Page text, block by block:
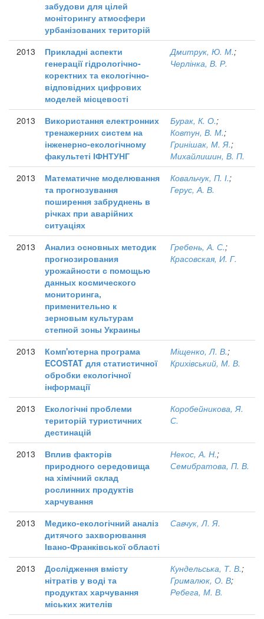
забудови для цілей
моніторингу атмосфери
урбанізованих територій
2013
Прикладні аспекти
генерації гідрологічно-
коректних та екологічно-
відповідних цифрових
моделей місцевості
Дмитрук, Ю. М.;
Черлінка, В. Р.
2013
Використання електронних
тренажерних систем на
інженерно-екологічному
факультеті ІФНТУНГ
Бурак, К. О.;
Ковтун, В. М.;
Гринішак, М. Я.;
Михайлишин, В. П.
2013
Математичне моделювання
та прогнозування
поширення забруднень в
річках при аварійних
ситуаціях
Ковальчук, П. І.;
Герус, А. В.
2013
Анализ основных методик
прогнозирования
урожайности с помощью
данных космического
мониторинга,
применительно к
зерновым культурам
степной зоны Украины
Гребень, А. С.;
Красовская, И. Г.
2013
Комп'ютерна програма
ECOSTAT для статистичної
обробки екологічної
інформації
Міщенко, Л. В.;
Крихівський, М. В.
2013
Екологічні проблеми
територій туристичних
дестинацій
Коробейникова, Я.
С.
2013
Вплив факторів
природного середовища
на хімічний склад
рослинних продуктів
харчування
Некос, А. Н.;
Семибратова, П. В.
2013
Медико-екологічний аналіз
дитячого захворювання
Івано-Франківської області
Савчук, Л. Я.
2013
Дослідження вмісту
нітратів у воді та
продуктах харчування
міських жителів
Кундельська, Т. В.;
Грималюк, О. В;
Ребега, М. В.